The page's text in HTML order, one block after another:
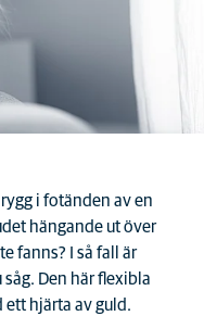
i fotänden av en
hängande ut över
fanns? I så fall är
Den här flexibla
hjärta av guld.
en unik individ
skiljer
rasen